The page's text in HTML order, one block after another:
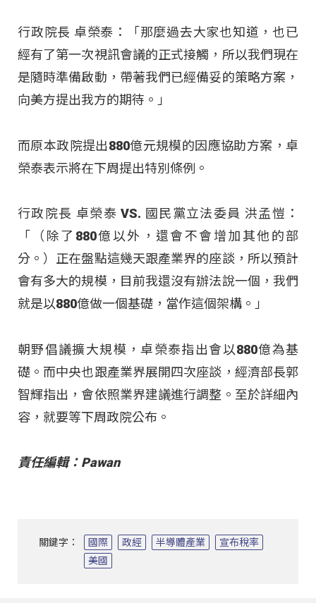
行政院長 卓榮泰：「那麼過去大家也知道，也已
經有了第一次視訊會議的正式接觸，所以我們現在
是隨時準備啟動，帶著我們已經備妥的策略方案，
向美方提出我方的期待。」
而原本政院提出880億元規模的因應協助方案，卓
榮泰表示將在下周提出特別條例。
行政院長 卓榮泰 VS. 國民黨立法委員 洪孟愷：
「（除了880億以外，還會不會增加其他的部
分。）正在盤點這幾天跟產業界的座談，所以預計
會有多大的規模，目前我還沒有辦法說一個，我們
就是以880億做一個基礎，當作這個架構。」
朝野倡議擴大規模，卓榮泰指出會以880億為基
礎。而中央也跟產業界展開四次座談，經濟部長郭
智輝指出，會依照業界建議進行調整。至於詳細內
容，就要等下周政院公布。
責任編輯：Pawan
關鍵字： 國際 政經 半導體產業
宣布稅率
美國